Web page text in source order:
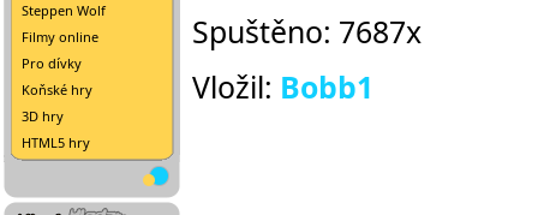
Steppen Wolf
Filmy online
Pro dívky
Koňské hry
3D hry
HTML5 hry
Spuštěno: 7687x
Vložil: Bobb1